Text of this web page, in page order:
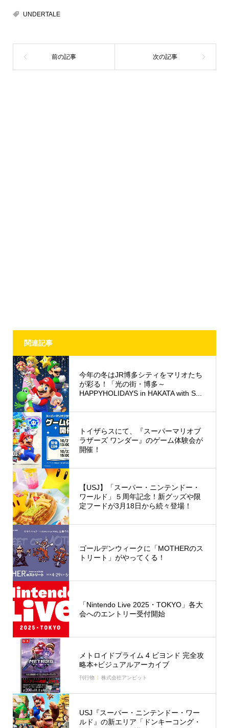
UNDERTALE
関連記事
今年の冬はJR博多シティをマリオたち
が彩る！「光の街・博多～
HAPPYHOLIDAYS in HAKATA with S...
トイザらスにて、『スーパーマリオブ
ラザーズ ワンダー』のゲーム体験会が
開催！
【USJ】「スーパー・ニンテンドー・
ワールド」５周年記念！新グッズや限
定フードが3月18日から続々登場！
ゴールデンウィークに「MOTHERのス
トリート」がやってくる！
「Nintendo Live 2025・TOKYO」各大
会へのエントリー受付開始
メトロイドプライム 4 ビヨンド 完全攻
略本+ビジュアルアーカイブ
刊行物 株式会社アンビット
USJ『スーパー・ニンテンドー・ワー
ルド』の新エリア「ドンキーコング・